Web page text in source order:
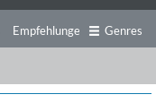
Empfehlungen Genres